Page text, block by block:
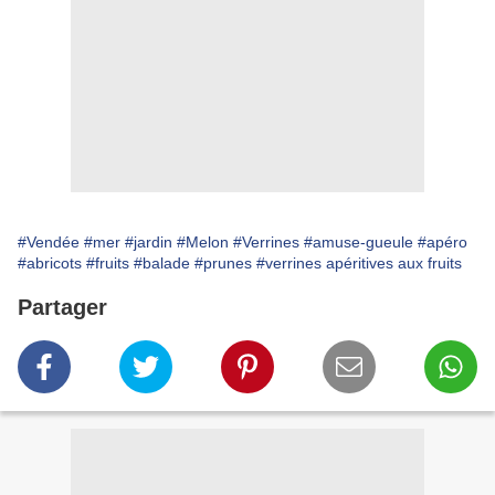
#Vendée #mer #jardin #Melon #Verrines #amuse-gueule #apéro
#abricots #fruits #balade #prunes #verrines apéritives aux fruits
Partager